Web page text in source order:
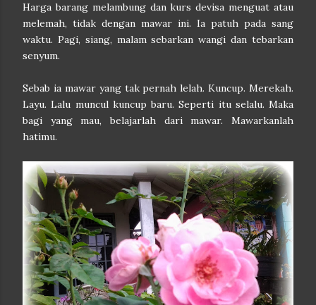
Harga barang melambung dan kurs devisa menguat atau
melemah, tidak dengan mawar ini. Ia patuh pada sang
waktu. Pagi, siang, malam sebarkan wangi dan tebarkan
senyum.
Sebab ia mawar yang tak pernah lelah. Kuncup. Merekah.
Layu. Lalu muncul kuncup baru. Seperti itu selalu. Maka
bagi yang mau, belajarlah dari mawar. Mawarkanlah
hatimu.